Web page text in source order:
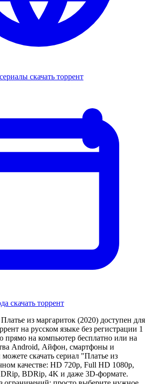
скачать торрент
скачать торрент
из маргариток (2020) доступен для
на русском языке без регистрации 1
прямо на компьютер бесплатно или на
Android, Айфон, смартфоны и
скачать сериал "Платье из
качестве: HD 720p, Full HD 1080p,
BDRip, 4K и даже 3D-формате.